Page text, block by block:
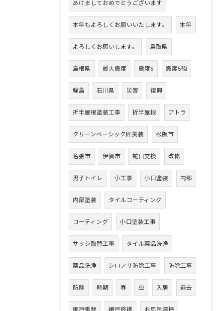
あけましておめでとうございます
本年もよろしくお願いいたします。 本年
よろしくお願いします。 鳥取県
島根県 最大震度 震度5 震度5強
輪島 石川県 災害 復興
折半屋根塗装工事 折半屋根 アトラ
クリーンベーシック匠美装 松阪市
名張市 伊賀市 蛇口交換 改修
男子トイレ 小工事 小口塗装 内部
内部塗装 タイルコーティング
コーティング 小口塗装工事
サッシ取替工事 タイル薬品洗浄
薬品洗浄 シロアリ防除工事 防除工事
防除 時期 春 虫 入居 退去
網戸張替 網戸修繕 お風呂清掃